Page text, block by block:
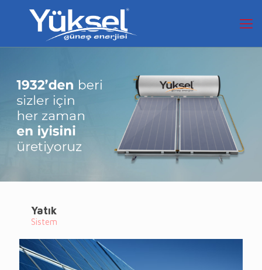
Yatık
Sistem